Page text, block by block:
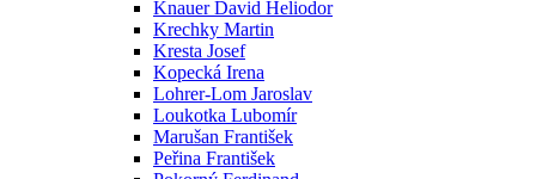
Knauer David Heliodor
Krechky Martin
Kresta Josef
Kopecká Irena
Lohrer-Lom Jaroslav
Loukotka Lubomír
Marušan František
Peřina František